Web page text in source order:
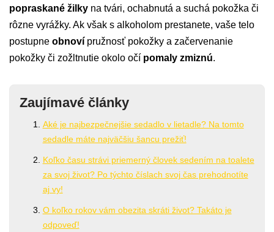
popraskané žilky na tvári, ochabnutá a suchá pokožka či
rôzne vyrážky. Ak však s alkoholom prestanete, vaše telo
postupne obnoví pružnosť pokožky a začervenanie
pokožky či zožltnutie okolo očí pomaly zmiznú.
Zaujímavé články
Aké je najbezpečnejšie sedadlo v lietadle? Na tomto
sedadle máte najväčšiu šancu prežiť!
Koľko času strávi priemerný človek sedením na toalete
za svoj život? Po týchto číslach svoj čas prehodnotíte
aj vy!
O koľko rokov vám obezita skráti život? Takáto je
odpoveď!